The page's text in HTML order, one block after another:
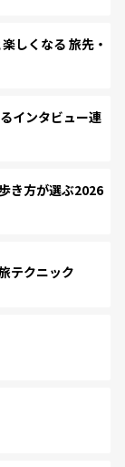
しくなる 旅先・
インタビュー連
き方が選ぶ2026
テクニック